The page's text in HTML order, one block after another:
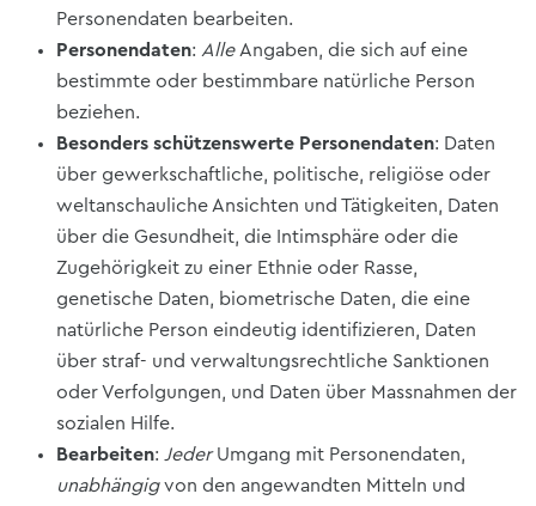
Personendaten bearbeiten.
Personendaten: Alle Angaben, die sich auf eine
bestimmte oder bestimmbare natürliche Person
beziehen.
Besonders schützenswerte Personendaten: Daten
über gewerkschaftliche, politische, religiöse oder
weltanschauliche Ansichten und Tätigkeiten, Daten
über die Gesundheit, die Intimsphäre oder die
Zugehörigkeit zu einer Ethnie oder Rasse,
genetische Daten, biometrische Daten, die eine
natürliche Person eindeutig identifizieren, Daten
über straf- und verwaltungsrechtliche Sanktionen
oder Verfolgungen, und Daten über Massnahmen der
sozialen Hilfe.
Bearbeiten: JederUmgang mit Personendaten,
unabhängigvon den angewandten Mitteln und